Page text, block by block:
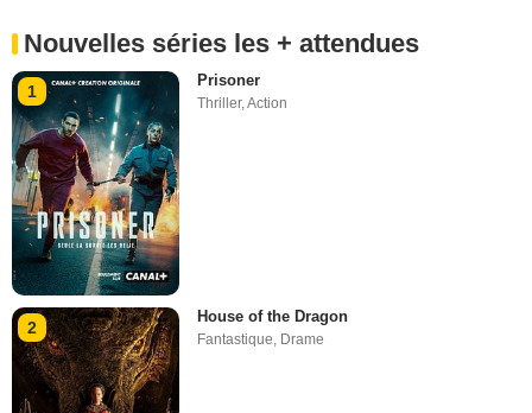
Nouvelles séries les + attendues
1
Prisoner
Thriller,Action
2
House of the Dragon
Fantastique Drame